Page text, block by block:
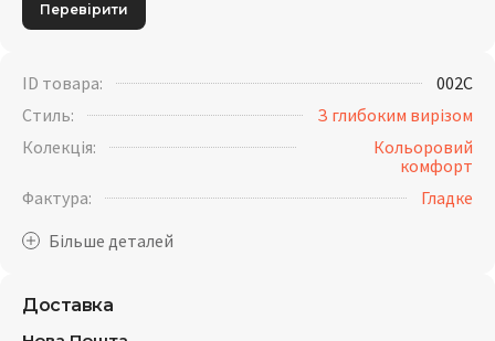
Перевірити
ID товара:
002C
Стиль:
З глибоким вирізом
Колекція:
Кольоровий
комфорт
Фактура:
Гладке
Доставка